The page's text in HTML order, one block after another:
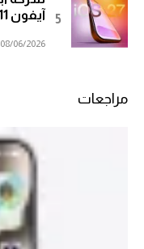
آيفون 11 والأحدث
08/06/2026
مراجعات